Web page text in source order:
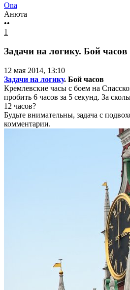
Ona
Анюта
••
1
Задачи на логику. Бой часов
12 мая 2014, 13:10
Задачи на логику. Бой часов
Кремлевские часы с боем на
пробить 6 часов за 5 секунд. За
12 часов?
Будьте внимательны, задача с
комментарии.